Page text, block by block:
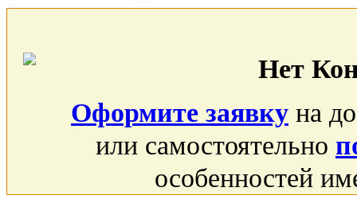
Нет
Оформите заявку на
или самостоятельно
особенностей